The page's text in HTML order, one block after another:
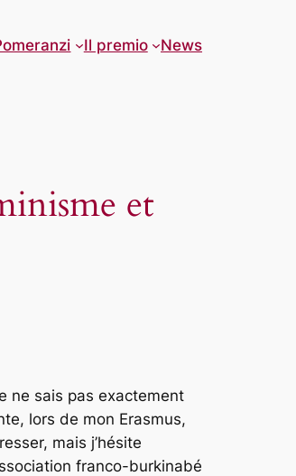
Il premio News
et
ne sais pas exactement
lors de mon Erasmus,
mais j’hésite
franco-burkinabé